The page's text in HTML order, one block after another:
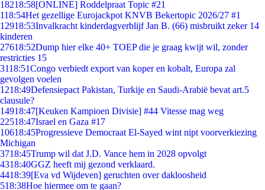
18218:58[ONLINE] Roddelpraat Topic #21
118:54Het gezellige Eurojackpot KNVB Bekertopic 2026/27 #1
12918:53Invalkracht kinderdagverblijf Jan B. (66) misbruikt zeker 14
kinderen
27618:52Dump hier elke 40+ TOEP die je graag kwijt wil, zonder
restricties 15
3118:51Congo verbiedt export van koper en kobalt, Europa zal
gevolgen voelen
1218:49Defensiepact Pakistan, Turkije en Saudi-Arabië bevat art.5
clausule?
14918:47[Keuken Kampioen Divisie] #44 Vitesse mag weg
22518:47Israel en Gaza #17
10618:45Progressieve Democraat El-Sayed wint nipt voorverkiezing
Michigan
3718:45Trump wil dat J.D. Vance hem in 2028 opvolgt
4318:40GGZ heeft mij gezond verklaard.
4418:39[Eva vd Wijdeven] geruchten over dakloosheid
518:38Hoe hiermee om te gaan?